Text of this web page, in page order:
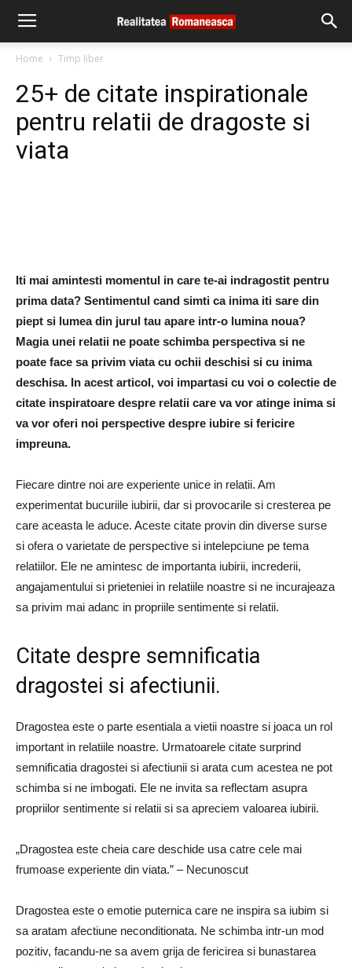
Home Timp liber
25+ de citate inspirationale
pentru relatii de dragoste si
viata
Iti mai amintesti momentul in care te-ai indragostit pentru
prima data? Sentimentul cand simti ca inima iti sare din
piept si lumea din jurul tau apare intr-o lumina noua?
Magia unei relatii ne poate schimba perspectiva si ne
poate face sa privim viata cu ochii deschisi si cu inima
deschisa. In acest articol, voi impartasi cu voi o colectie de
citate inspiratoare despre relatii care va vor atinge inima si
va vor oferi noi perspective despre iubire si fericire
impreuna.
Fiecare dintre noi are experiente unice in relatii. Am
experimentat bucuriile iubirii, dar si provocarile si cresterea pe
care aceasta le aduce. Aceste citate provin din diverse surse
si ofera o varietate de perspective si intelepciune pe tema
relatiilor. Ele ne amintesc de importanta iubirii, increderii,
angajamentului si prieteniei in relatiile noastre si ne incurajeaza
sa privim mai adanc in propriile sentimente si relatii.
Citate despre semnificatia
dragostei si afectiunii.
Dragostea este o parte esentiala a vietii noastre si joaca un rol
important in relatiile noastre. Urmatoarele citate surprind
semnificatia dragostei si afectiunii si arata cum acestea ne pot
schimba si ne imbogati. Ele ne invita sa reflectam asupra
propriilor sentimente si relatii si sa apreciem valoarea iubirii.
„Dragostea este cheia care deschide usa catre cele mai
frumoase experiente din viata.” – Necunoscut
Dragostea este o emotie puternica care ne inspira sa iubim si
sa aratam afectiune neconditionata. Ne schimba intr-un mod
pozitiv, facandu-ne sa avem grija de fericirea si bunastarea